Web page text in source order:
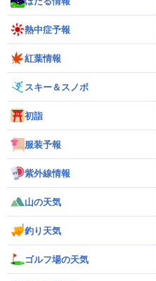
熱中症予報
紅葉情報
スキー＆スノボ
初詣
服装予報
紫外線情報
山の天気
釣り天気
ゴルフ場の天気